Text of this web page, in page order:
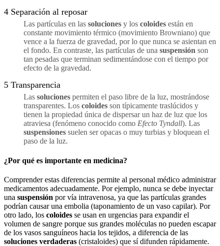
4 Separación al reposar
Las partículas en las soluciones y los coloides están en
constante movimiento térmico (movimiento Browniano) que
vence a la fuerza de gravedad, por lo que nunca se asientan en
el fondo. En contraste, las partículas de una suspensión son
tan pesadas que terminan sedimentándose con el tiempo por
efecto de la gravedad.
5 Transparencia
Las soluciones permiten el paso libre de la luz, mostrándose
transparentes. Los coloides son típicamente traslúcidos y
tienen la propiedad única de dispersar un haz de luz que los
atraviesa (fenómeno conocido como Efecto Tyndall). Las
suspensiones suelen ser opacas o muy turbias y bloquean el
paso de la luz.
¿Por qué es importante en medicina?
Comprender estas diferencias permite al personal médico administrar
medicamentos adecuadamente. Por ejemplo, nunca se debe inyectar
una suspensión por vía intravenosa, ya que las partículas grandes
podrían causar una embolia (taponamiento de un vaso capilar). Por
otro lado, los coloides se usan en urgencias para expandir el
volumen de sangre porque sus grandes moléculas no pueden escapar
de los vasos sanguíneos hacia los tejidos, a diferencia de las
soluciones verdaderas (cristaloides) que sí difunden rápidamente.